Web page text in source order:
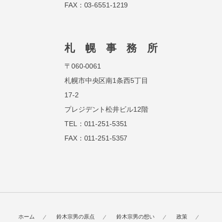
FAX：03-6551-1219
札 幌 事 務 所
〒060-0061
札幌市中央区南1条西5丁目
17-2
プレジデント松井ビル12階
TEL：011-251-5351
FAX：011-251-5357
ホーム 鈴木宗男の原点 鈴木宗男の想い 政策